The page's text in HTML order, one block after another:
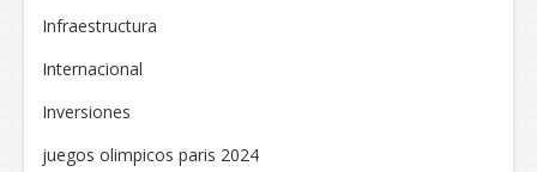
Infraestructura
Internacional
Inversiones
juegos olimpicos paris 2024